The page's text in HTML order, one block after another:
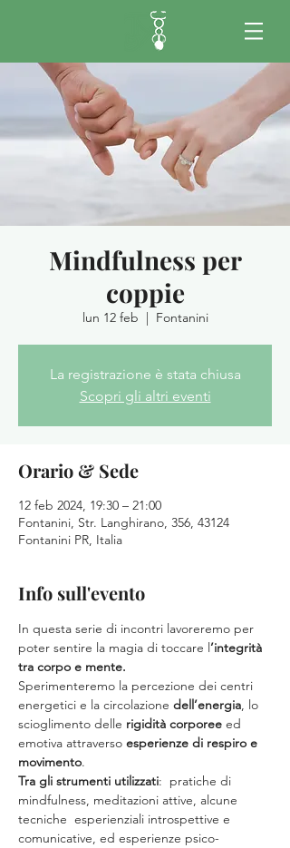
Mindfulness per
coppie
lun 12 feb
  |
Fontanini
La registrazione è stata chiusa
Scopri gli altri eventi
Orario & Sede
12 feb 2024, 19:30 – 21:00
Fontanini, Str. Langhirano, 356, 43124
Fontanini PR, Italia
Info sull'evento
In questa serie di incontri lavoreremo per
poter sentire la magia di toccare l’integrità
tra corpo e mente.
Sperimenteremo la percezione dei centri
energetici e la circolazione dell’energia, lo
scioglimento delle rigidità corporee ed
emotiva attraverso esperienze di respiro e
movimento.
Tra gli strumenti utilizzati:  pratiche di
mindfulness, meditazioni attive, alcune
tecniche  esperienziali introspettive e
comunicative, ed esperienze psico-